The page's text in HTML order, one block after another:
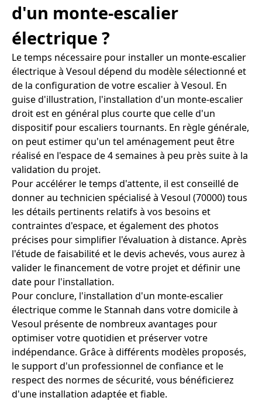
d'un monte-escalier
électrique ?
Le temps nécessaire pour installer un monte-escalier
électrique à Vesoul dépend du modèle sélectionné et
de la configuration de votre escalier à Vesoul. En
guise d'illustration, l'installation d'un monte-escalier
droit est en général plus courte que celle d'un
dispositif pour escaliers tournants. En règle générale,
on peut estimer qu'un tel aménagement peut être
réalisé en l'espace de 4 semaines à peu près suite à la
validation du projet.
Pour accélérer le temps d'attente, il est conseillé de
donner au technicien spécialisé à Vesoul (70000) tous
les détails pertinents relatifs à vos besoins et
contraintes d'espace, et également des photos
précises pour simplifier l'évaluation à distance. Après
l'étude de faisabilité et le devis achevés, vous aurez à
valider le financement de votre projet et définir une
date pour l'installation.
Pour conclure, l'installation d'un monte-escalier
électrique comme le Stannah dans votre domicile à
Vesoul présente de nombreux avantages pour
optimiser votre quotidien et préserver votre
indépendance. Grâce à différents modèles proposés,
le support d'un professionnel de confiance et le
respect des normes de sécurité, vous bénéficierez
d'une installation adaptée et fiable.